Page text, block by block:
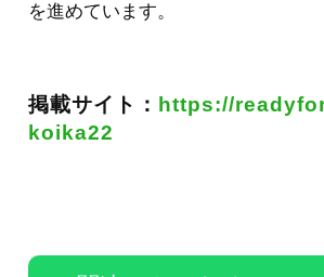
を進めています。
掲載サイト： https://
koika22